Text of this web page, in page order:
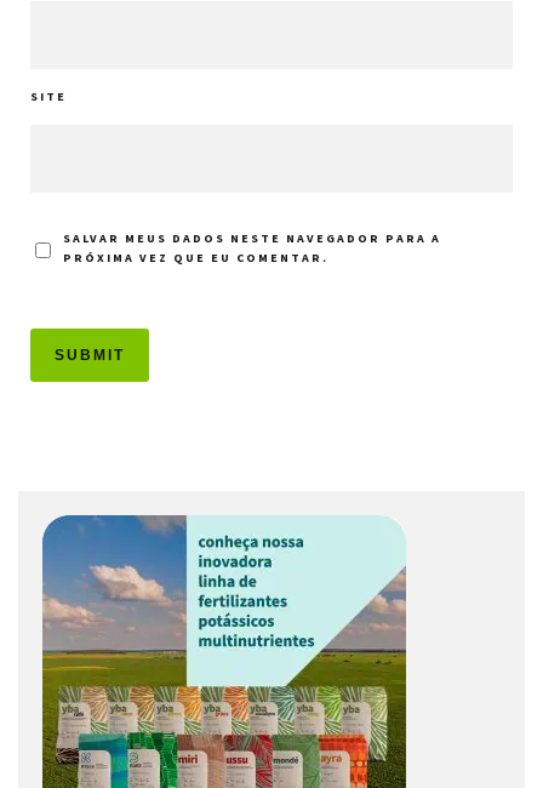
SITE
SALVAR MEUS DADOS NESTE NAVEGADOR PARA A
PRÓXIMA VEZ QUE EU COMENTAR.